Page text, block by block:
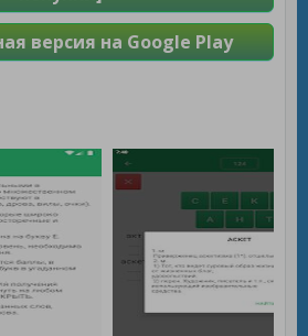
версия на Google Play